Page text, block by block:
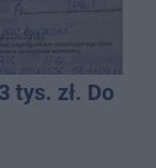
tys. zł. Do